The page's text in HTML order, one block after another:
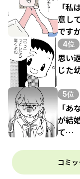
「
意し
です
4位
思い
じた
5位
「
が結
て…
コミ